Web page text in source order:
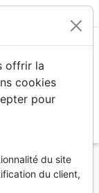
offrir la
cookies
pour
du site
du client,